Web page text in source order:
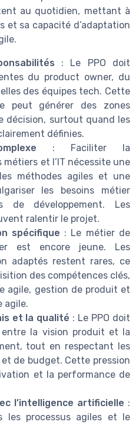
au quotidien, mettant à
et sa capacité d’adaptation
: Le PPO doit
du product owner, du
des équipes tech. Cette
peut générer des zones
décision, surtout quand les
définies.
: Faciliter la
et l’IT nécessite une
méthodes agiles et une
les besoins métier
de développement. Les
ralentir le projet.
spécifique : Le métier de
est encore jeune. Les
adaptés restent rares, ce
des compétences clés,
agile, gestion de produit et
agile.
et la qualité : Le PPO doit
entre la vision produit et la
tout en respectant les
de budget. Cette pression
et la performance de
l’intelligence artificielle :
les processus agiles et le